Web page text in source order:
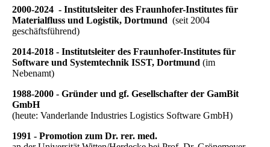
2000-2024 - Institutsleiter des Fraunhofer-Institutes für
Materialfluss und Logistik, Dortmund (seit 2004
geschäftsführend)
2014-2018 - Institutsleiter des Fraunhofer-Institutes für
Software und Systemtechnik ISST, Dortmund (im
Nebenamt)
1988-2000 - Gründer und gf. Gesellschafter der GamBit
GmbH
(heute: Vanderlande Industries Logistics Software GmbH)
1991 - Promotion zum Dr. rer. med.